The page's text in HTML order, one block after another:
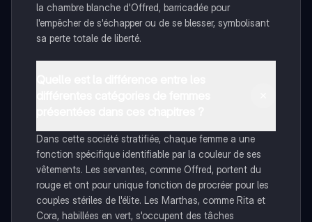
la chambre blanche d'Offred, barricadée pour
l'empêcher de s'échapper ou de se blesser, symbolisant
sa perte totale de liberté.
Dans cette société stratifiée, chaque femme a une
fonction spécifique identifiable par la couleur de ses
vêtements. Les servantes, comme Offred, portent du
rouge et ont pour unique fonction de procréer pour les
couples stériles de l'élite. Les Marthas, comme Rita et
Cora, habillées en vert, s'occupent des tâches